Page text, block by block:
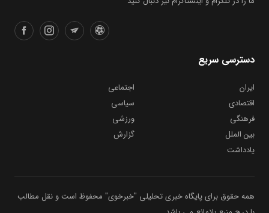
دسترسی سریع
ایران
اجتماعی
اقتصادی
سیاسی
فرهنگی
ورزشی
بین الملل
گزارش
یادداشت
همه حقوق برای پایگاه خبری تحلیلی "خبرخوی" محفوظ است و نقل مطالب